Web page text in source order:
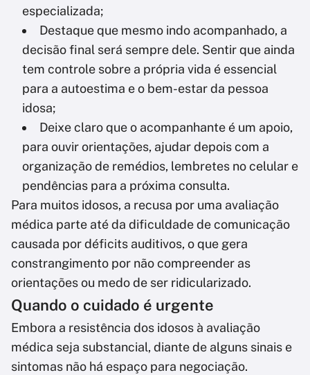
especializada;
Destaque que mesmo indo acompanhado, a
decisão final será sempre dele. Sentir que ainda
tem controle sobre a própria vida é essencial
para a autoestima e o bem-estar da pessoa
idosa;
Deixe claro que o acompanhante é um apoio,
para ouvir orientações, ajudar depois com a
organização de remédios, lembretes no celular e
pendências para a próxima consulta.
Para muitos idosos, a recusa por uma avaliação
médica parte até da dificuldade de comunicação
causada por déficits auditivos, o que gera
constrangimento por não compreender as
orientações ou medo de ser ridicularizado.
Quando o cuidado é urgente
Embora a resistência dos idosos à avaliação
médica seja substancial, diante de alguns sinais e
sintomas não há espaço para negociação.